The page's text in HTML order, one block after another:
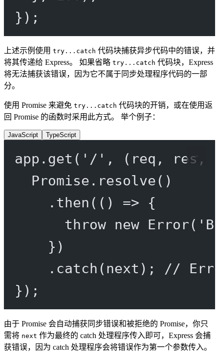
});
上述示例使用 try...catch 代码块捕获异步代码中的错误，并
将其传递给 Express。 如果省略 try...catch 代码块，Express
将无法捕获该错误，因为它不属于同步处理程序代码的一部
分。
使用 Promise 来避免 try...catch 代码块的开销，或在使用返
回 Promise 的函数时采用此方式。 举个例子：
JavaScript TypeScript
app. get ( '/' , ( req , res,
Promise . resolve()
. then (() => {
throw
new Error(
})
. catch (next);
//
});
由于 Promise 会自动捕获同步错误和被拒绝的 Promise，你只
需将 next 作为最终的 catch 处理程序传入即可，Express 会捕
获错误，因为 catch 处理程序会将错误作为第一个参数传入。